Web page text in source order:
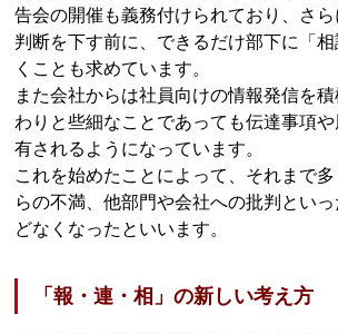
告会の開催も義務付けられており、さ
判断を下す前に、できるだけ部下に「
くことも求めています。
また会社からは社員向けの情報発信を積
わりと些細なことであっても伝達事項
有されるようになっています。
これを始めたことによって、それまで
らの不満、他部門や会社への批判とい
どなくなったといいます。
「報・連・相」の新しい考え方